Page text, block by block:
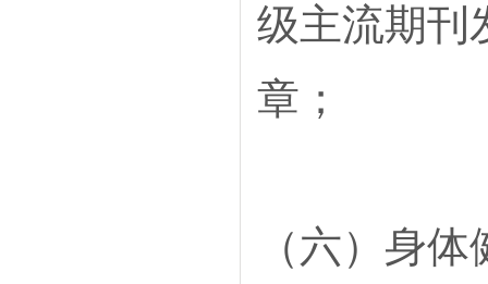
级主流期刊
章；
（六）身